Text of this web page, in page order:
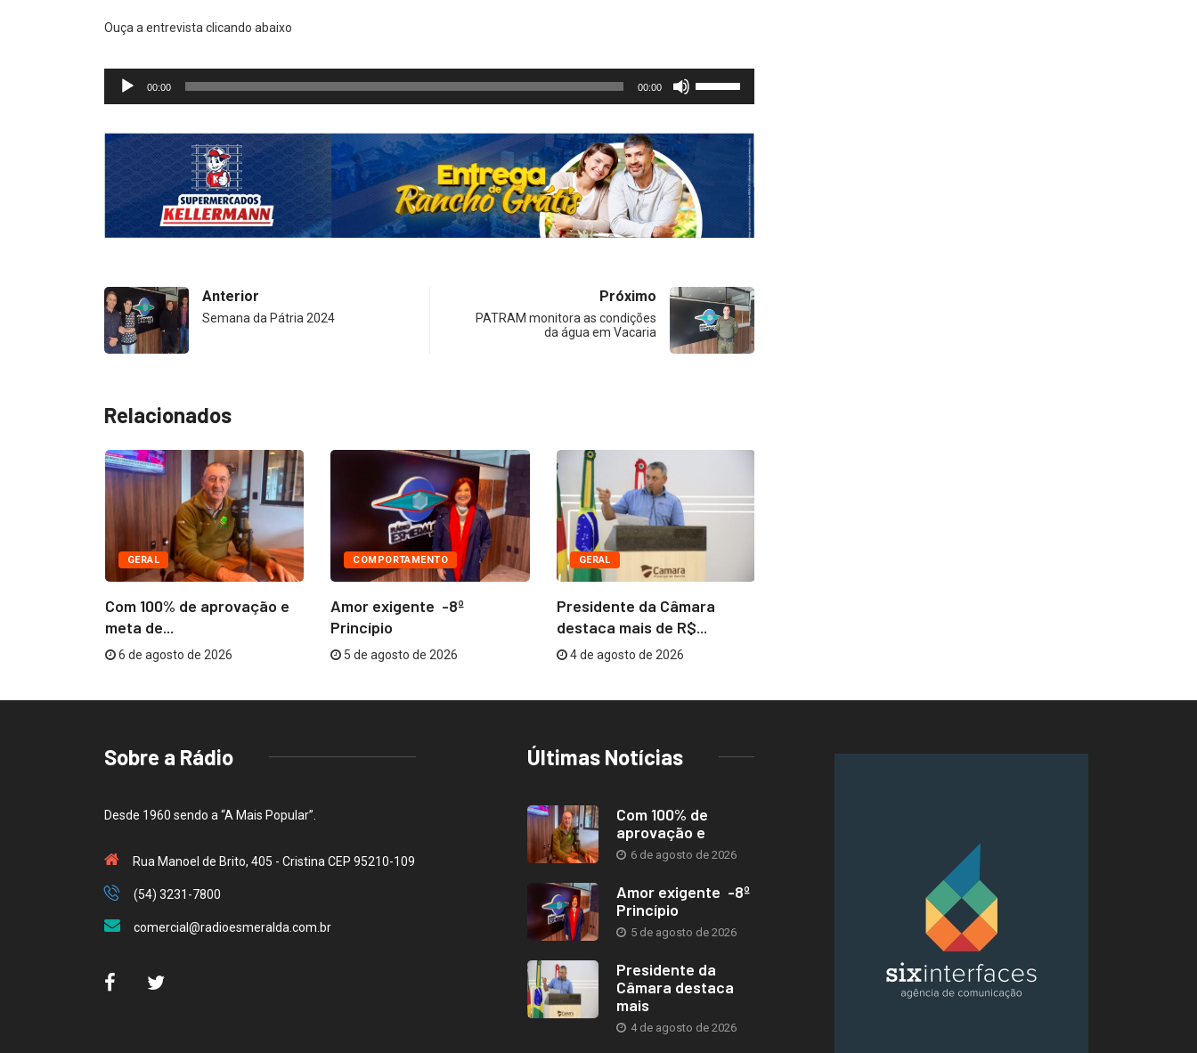
Ouça a entrevista clicando abaixo
00:00 00:00
para
para
baixo
para
diminuir
o
volume.
Anterior
Semana da Pátria 2024
Próximo
PATRAM monitora as condições
da água em Vacaria
Relacionados
GERAL
Com 100% de aprovação e
meta de...
6 de agosto de 2026
COMPORTAMENTO
Amor exigente -8º
Princípio
5 de agosto de 2026
GERAL
Presidente da Câmara
destaca mais de R$...
4 de agosto de 2026
Sobre a Rádio
Desde 1960 sendo a “A Mais Popular”.
Rua Manoel de Brito, 405 - Cristina CEP 95210-109
(54) 3231-7800
comercial@radioesmeralda.com.br
Últimas Notícias
Com 100% de
aprovação e
6 de agosto de 2026
Amor exigente -8º
Princípio
5 de agosto de 2026
Presidente da
Câmara destaca
mais
4 de agosto de 2026